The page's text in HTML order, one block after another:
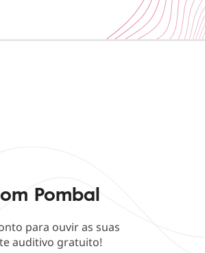
Pombal
para ouvir as suas
auditivo gratuito!